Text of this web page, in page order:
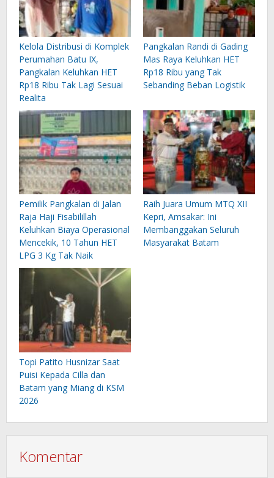
Kelola Distribusi di Komplek
Perumahan Batu IX,
Pangkalan Keluhkan HET
Rp18 Ribu Tak Lagi Sesuai
Realita
Pangkalan Randi di Gading
Mas Raya Keluhkan HET
Rp18 Ribu yang Tak
Sebanding Beban Logistik
Pemilik Pangkalan di Jalan
Raja Haji Fisabilillah
Keluhkan Biaya Operasional
Mencekik, 10 Tahun HET
LPG 3 Kg Tak Naik
Raih Juara Umum MTQ XII
Kepri, Amsakar: Ini
Membanggakan Seluruh
Masyarakat Batam
Topi Patito Husnizar Saat
Puisi Kepada Cilla dan
Batam yang Miang di KSM
2026
Komentar